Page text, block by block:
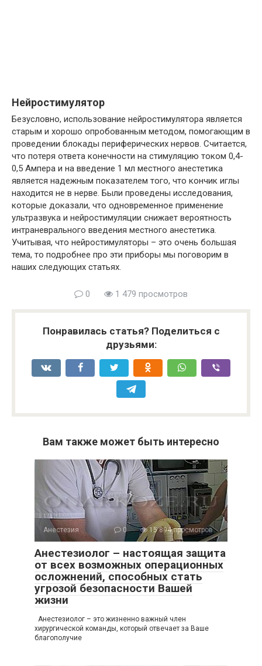
Нейростимулятор
Безусловно, использование нейростимулятора является
старым и хорошо опробованным методом, помогающим в
проведении блокады периферических нервов. Считается,
что потеря ответа конечности на стимуляцию током 0,4-
0,5 Ампера и на введение 1 мл местного анестетика
является надежным показателем того, что кончик иглы
находится не в нерве. Были проведены исследования,
которые доказали, что одновременное применение
ультразвука и нейростимуляции снижает вероятность
интраневрального введения местного анестетика.
Учитывая, что нейростимуляторы – это очень большая
тема, то подробнее про эти приборы мы поговорим в
наших следующих статьях.
0 1 479 просмотров
Понравилась статья? Поделиться с
друзьями:
Вам также может быть интересно
Анестезия 0 15 894 просмотров
Анестезиолог – настоящая защита
от всех возможных операционных
осложнений, способных стать
угрозой безопасности Вашей
жизни
Анестезиолог – это жизненно важный член
хирургической команды, который отвечает за Ваше
благополучие